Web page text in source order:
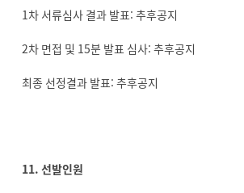
1차 서류심사 결과 발표: 추후공지
2차 면접 및 15분 발표 심사: 추후공지
최종 선정결과 발표: 추후공지
11. 선발인원